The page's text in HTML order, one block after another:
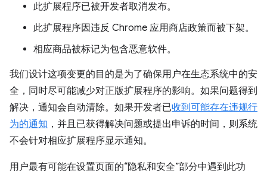
此扩展程序已被开发者取消发布。
此扩展程序因违反 Chrome 应用商店政策而被下架。
相应商品被标记为包含恶意软件。
我们设计这项变更的目的是为了确保用户在生态系统中的安
全，同时尽可能减少对正版扩展程序的影响。如果问题得到
解决，通知会自动清除。如果开发者已收到可能存在违规行
为的通知 ，并且已获得解决问题或提出申诉的时间，则系统
不会针对相应扩展程序显示通知。
用户最有可能在设置页面的“隐私和安全”部分中遇到此功